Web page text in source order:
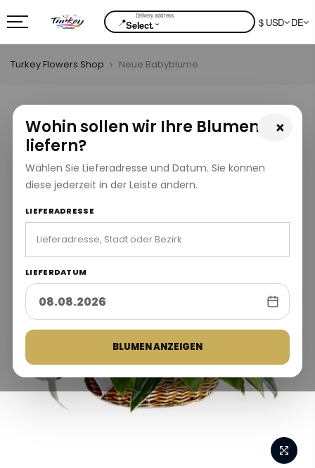
📍Select.⌄ $ USD DE
×
Wohin sollen wir Ihre Blumen
liefern?
Wählen Sie Lieferadresse und Datum. Sie können
diese jederzeit in der Leiste ändern.
LIEFERADRESSE
LIEFERDATUM
BLUMEN ANZEIGEN
Turkey Flowers Shop Neue Babyblume